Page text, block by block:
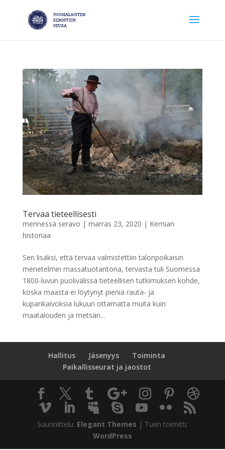
Tervaa tieteellisesti
mennessä seravo | marras 23, 2020 | Kemian
historiaa
Sen lisäksi, että tervaa valmistettiin talonpoikaisin
menetelmin massatuotantona, tervasta tuli Suomessa
1800-luvun puolivälissä tieteellisen tutkimuksen kohde,
koska maasta ei löytynyt pieniä rauta- ja
kuparikaivoksia lukuun ottamatta muita kuin
maatalouden ja metsän...
Hallitus Jäsenyys
Toiminta
Paikallisseurat ja jaostot
Suunnittelu: Elegant Themes | Tuen toimitti:
WordPress